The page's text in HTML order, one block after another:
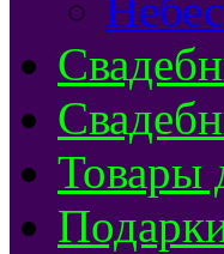
Товары